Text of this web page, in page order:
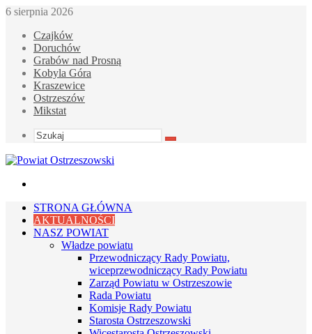
6 sierpnia 2026
Czajków
Doruchów
Grabów nad Prosną
Kobyla Góra
Kraszewice
Ostrzeszów
Mikstat
Szukaj
STRONA GŁÓWNA
AKTUALNOŚCI
NASZ POWIAT
Władze powiatu
Przewodniczący Rady Powiatu,
wiceprzewodniczący Rady Powiatu
Zarząd Powiatu w Ostrzeszowie
Rada Powiatu
Komisje Rady Powiatu
Starosta Ostrzeszowski